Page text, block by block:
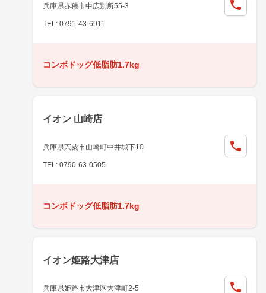
兵庫県赤穂市中広別所55-3
TEL: 0791-43-6911
コンボドッグ低脂肪1.7kg
イオン 山崎店
兵庫県宍粟市山崎町中井城下10
TEL: 0790-63-0505
コンボドッグ低脂肪1.7kg
イオン姫路大津店
兵庫県姫路市大津区大津町2-5